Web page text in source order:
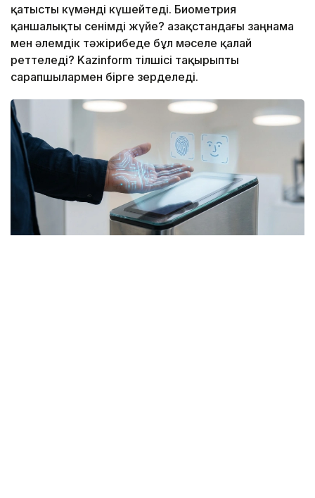
қатысты күмәнді күшейтеді. Биометрия
қаншалықты сенімді жүйе? Қазақстандағы заңнама
мен әлемдік тәжірибеде бұл мәселе қалай
реттеледі? Kazinform тілшісі тақырыпты
сарапшылармен бірге зерделеді.